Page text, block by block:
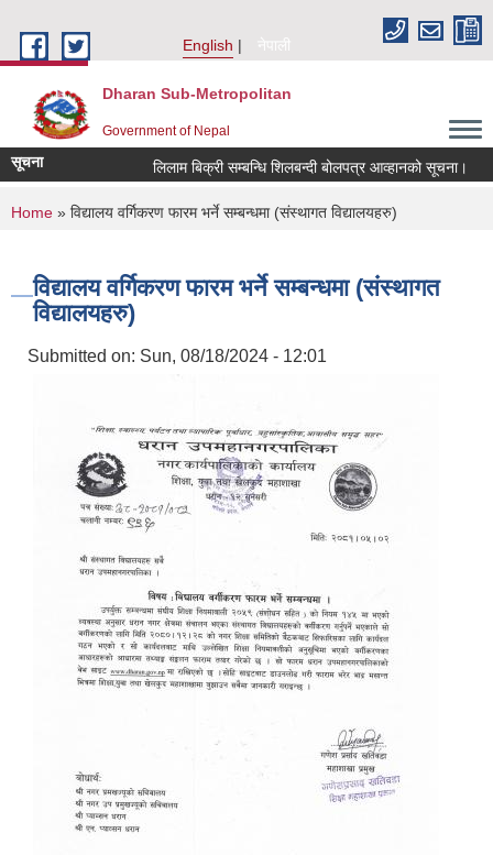
English
नेपाली
Dharan Sub-Metropolitan
Government of Nepal
सूचना लिलाम बिक्री सम्बन्धि शिलबन्दी बोलपत्र आव्हानको सूचना।
You are here
Home » विद्यालय वर्गिकरण फारम भर्ने सम्बन्धमा (संस्थागत विद्यालयहरु)
विद्यालय वर्गिकरण फारम भर्ने सम्बन्धमा (संस्थागत
विद्यालयहरु)
Submitted on: Sun, 08/18/2024 - 12:01